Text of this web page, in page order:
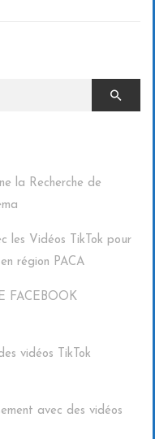
la Recherche de
les Vidéos TikTok pour
région PACA
FACEBOOK
vidéos TikTok
avec des vidéos